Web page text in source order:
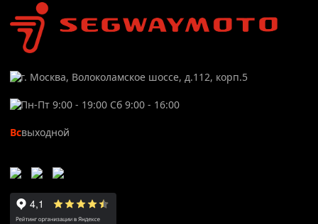
г. Москва, Волоколамское шоссе, д.112, корп.5
Пн-Пт 9:00 - 19:00 Сб 9:00 - 16:00
Всвыходной